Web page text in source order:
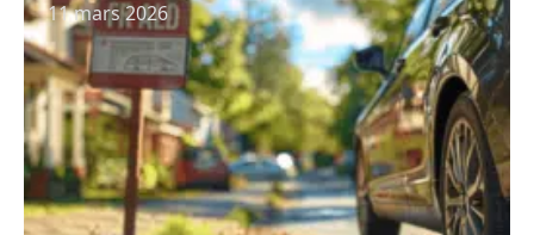
11 mars 2026